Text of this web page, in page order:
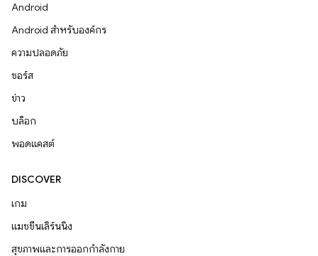
Android
Android สำหรับองค์กร
ความปลอดภัย
ซอร์ส
ข่าว
บล็อก
พอดแคสต์
DISCOVER
เกม
แมชชีนเลิร์นนิง
สุขภาพและการออกกำลังกาย